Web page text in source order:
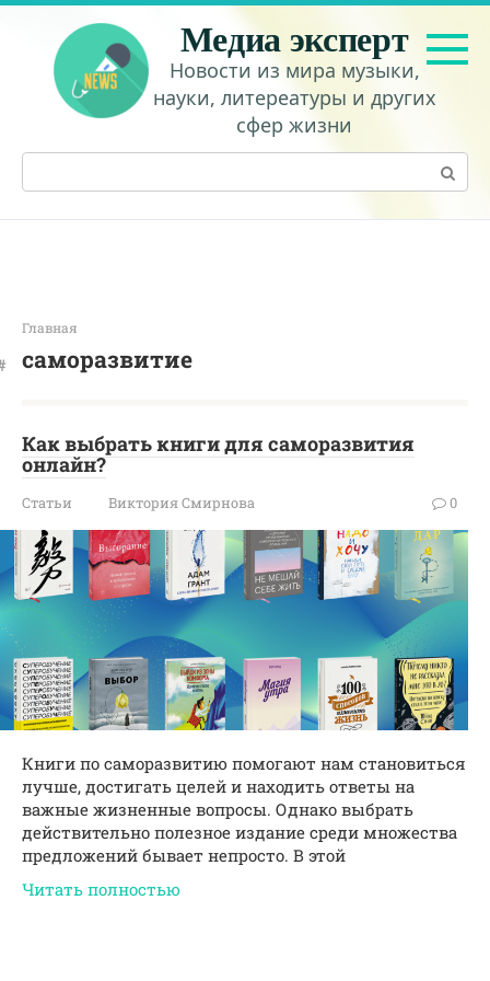
Перейти
контенту
Медиа эксперт
Новости из мира музыки,
науки, литереатуры и других
сфер жизни
Поиск:
Главная
саморазвитие
Как выбрать книги для саморазвития
онлайн?
Статьи Виктория Смирнова 0
Книги по саморазвитию помогают нам становиться
лучше, достигать целей и находить ответы на
важные жизненные вопросы. Однако выбрать
действительно полезное издание среди множества
предложений бывает непросто. В этой
Читать полностью